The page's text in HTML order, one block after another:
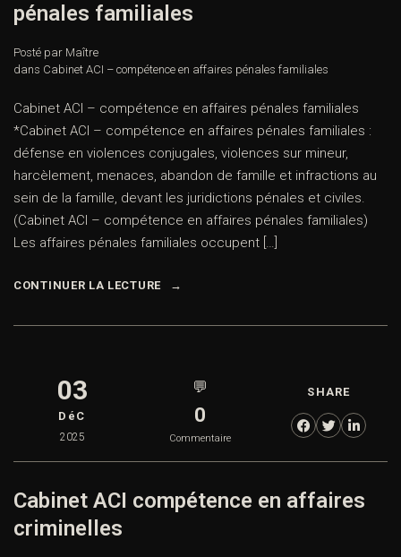
pénales familiales
Posté par Maître
dans Cabinet ACI – compétence en affaires pénales familiales
Cabinet ACI – compétence en affaires pénales familiales
*Cabinet ACI – compétence en affaires pénales familiales :
défense en violences conjugales, violences sur mineur,
harcèlement, menaces, abandon de famille et infractions au
sein de la famille, devant les juridictions pénales et civiles.
(Cabinet ACI – compétence en affaires pénales familiales)
Les affaires pénales familiales occupent […]
CONTINUER LA LECTURE
03
DéC
2025
💬
0
Commentaire
SHARE
Cabinet ACI compétence en affaires
criminelles